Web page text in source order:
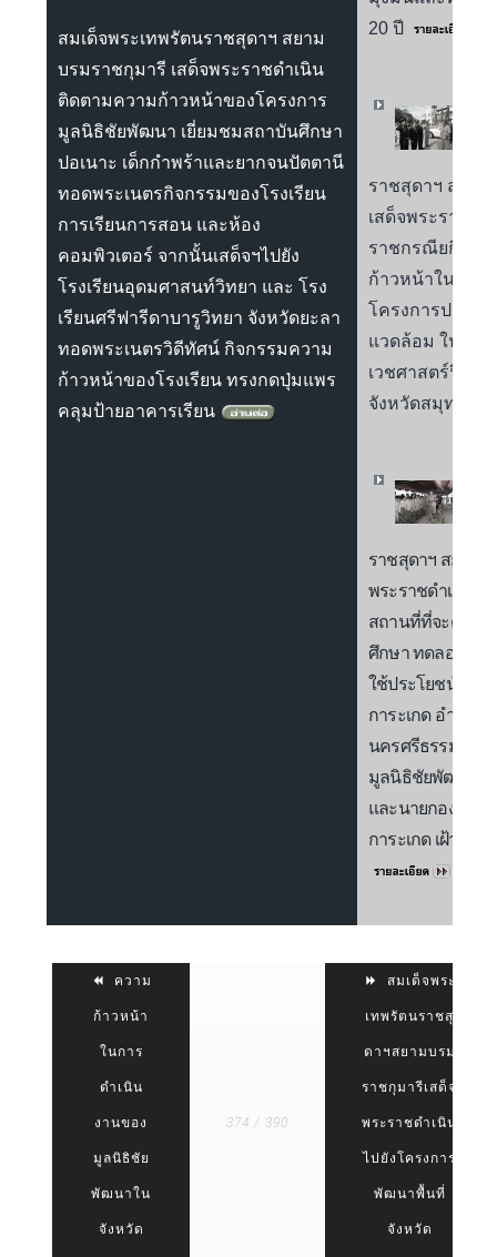
สมเด็จพระเทพรัตนราชสุดาฯ สยาม
บรมราชกุมารี เสด็จพระราชดำเนิน
ติดตามความก้าวหน้าของโครงการ
มูลนิธิชัยพัฒนา เยี่ยมชมสถาบันศึกษา
ปอเนาะ เด็กกำพร้าและยากจนปัตตานี
ทอดพระเนตรกิจกรรมของโรงเรียน
การเรียนการสอน และห้อง
คอมพิวเตอร์ จากนั้นเสด็จฯไปยัง
โรงเรียนอุดมศาสนท์วิทยา และ โรง
เรียนศรีฟารีดาบารูวิทยา จังหวัดยะลา
ทอดพระเนตรวิดีทัศน์ กิจกรรมความ
ก้าวหน้าของโรงเรียน ทรงกดปุ่มแพร
คลุมป้ายอาคารเรียน
20 ปี
ราชสุดาฯ สยา
เสด็จพระราชด
ราชกรณียกิจ ตร
ก้าวหน้าในการ
โครงการปรับป
แวดล้อม ในบริ
เวชศาสตร์ฟื้นฟู
จังหวัดสมุทรปร
ราชสุดาฯ สยามบ
พระราชดำเนินไ
สถานที่ที่จะดำเนิ
ศึกษา ทดลอง กา
ใช้ประโยชน์แบบ
การะเกด อำเภอ
นครศรีธรรมราช
มูลนิธิชัยพัฒนา อ
และนายกองค์กา
การะเกด เฝ้าฯ รับ
ความ
ก้าวหน้า
ในการ
ดำเนิน
งานของ
มูลนิธิชัย
พัฒนาใน
จังหวัด
374 / 390
สมเด็จพระ
เทพรัตนราชสุ
ดาฯสยามบรม
ราชกุมารีเสด็จ
พระราชดำเนิน
ไปยังโครงการ
พัฒนาพื้นที่
จังหวัด